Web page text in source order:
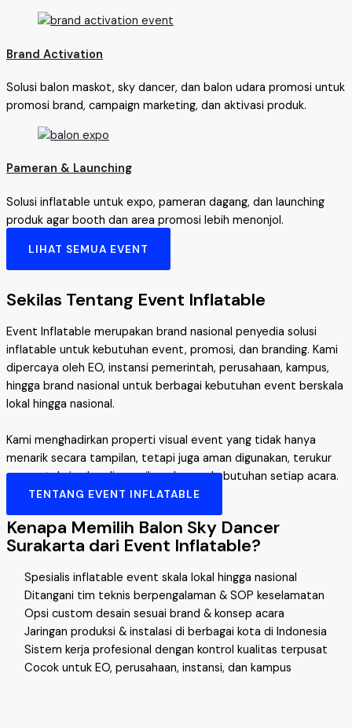
Brand Activation
Solusi balon maskot, sky dancer, dan balon udara promosi untuk
promosi brand, campaign marketing, dan aktivasi produk.
Pameran & Launching
Solusi inflatable untuk expo, pameran dagang, dan launching
produk agar booth dan area promosi lebih menonjol.
LIHAT SEMUA EVENT
Sekilas Tentang Event Inflatable
Event Inflatable merupakan brand nasional penyedia solusi
inflatable untuk kebutuhan event, promosi, dan branding. Kami
dipercaya oleh EO, instansi pemerintah, perusahaan, kampus,
hingga brand nasional untuk berbagai kebutuhan event berskala
lokal hingga nasional.
Kami menghadirkan properti visual event yang tidak hanya
menarik secara tampilan, tetapi juga aman digunakan, terukur
secara teknis, dan disesuaikan dengan kebutuhan setiap acara.
TENTANG EVENT INFLATABLE
Kenapa Memilih Balon Sky Dancer
Surakarta dari Event Inflatable?
Spesialis inflatable event skala lokal hingga nasional
Ditangani tim teknis berpengalaman & SOP keselamatan
Opsi custom desain sesuai brand & konsep acara
Jaringan produksi & instalasi di berbagai kota di Indonesia
Sistem kerja profesional dengan kontrol kualitas terpusat
Cocok untuk EO, perusahaan, instansi, dan kampus